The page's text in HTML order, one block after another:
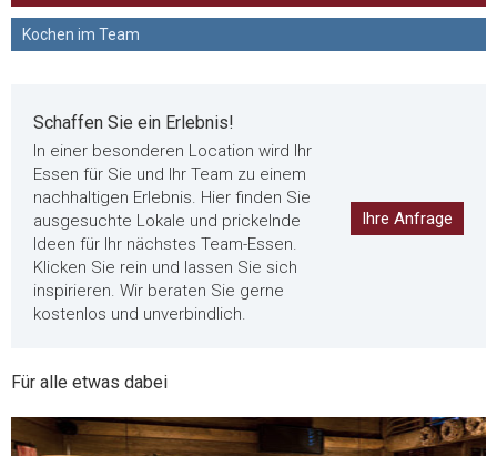
Kochen im Team
Schaffen Sie ein Erlebnis!
In einer besonderen Location wird Ihr
Essen für Sie und Ihr Team zu einem
nachhaltigen Erlebnis. Hier finden Sie
ausgesuchte Lokale und prickelnde
Ideen für Ihr nächstes Team-Essen.
Klicken Sie rein und lassen Sie sich
inspirieren. Wir beraten Sie gerne
kostenlos und unverbindlich.
Ihre Anfrage
Für alle etwas dabei